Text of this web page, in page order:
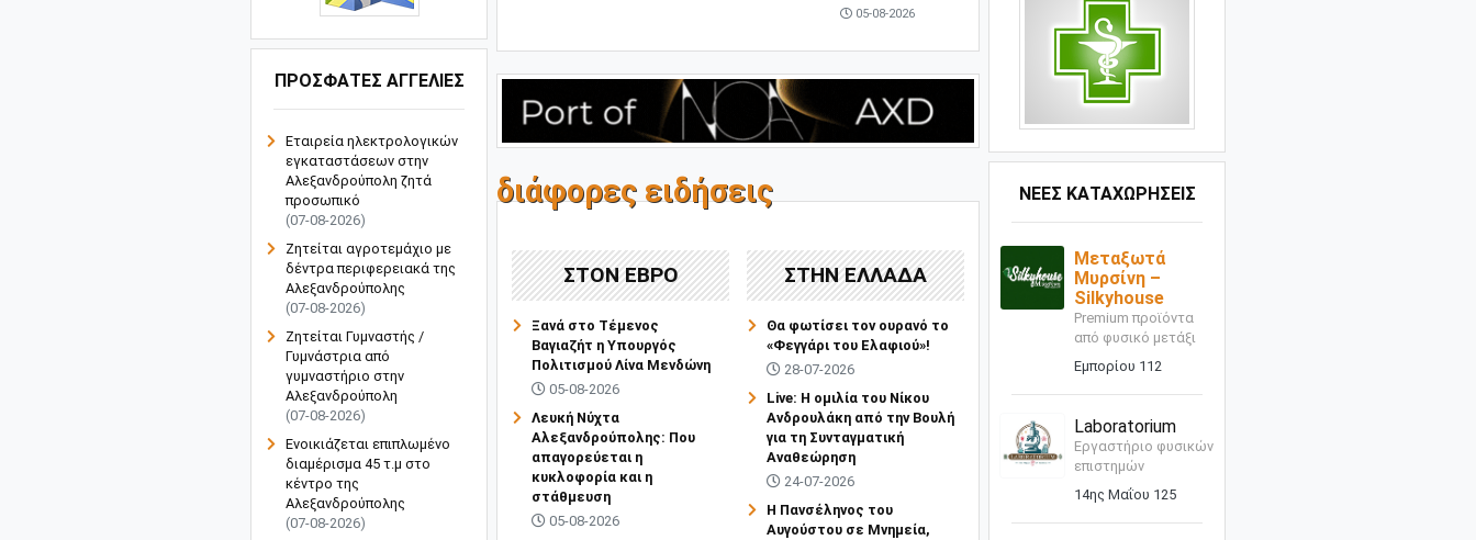
ΠΡΟΣΦΑΤΕΣ ΑΓΓΕΛΙΕΣ
Εταιρεία ηλεκτρολογικών
εγκαταστάσεων στην
Αλεξανδρούπολη ζητά
προσωπικό
(07-08-2026)
Ζητείται αγροτεμάχιο με
δέντρα περιφερειακά της
Αλεξανδρούπολης
(07-08-2026)
Ζητείται Γυμναστής /
Γυμνάστρια από
γυμναστήριο στην
Αλεξανδρούπολη
(07-08-2026)
Ενοικιάζεται επιπλωμένο
διαμέρισμα 45 τ.μ στο
κέντρο της
Αλεξανδρούπολης
(07-08-2026)
05-08-2026
διάφορες ειδήσεις
ΣΤΟΝ ΕΒΡΟ
Ξανά στο Τέμενος
Βαγιαζήτ η Υπουργός
Πολιτισμού Λίνα Μενδώνη
05-08-2026
Λευκή Νύχτα
Αλεξανδρούπολης: Που
απαγορεύεται η
κυκλοφορία και η
στάθμευση
05-08-2026
ΣΤΗΝ ΕΛΛΑΔΑ
Θα φωτίσει τον ουρανό το
«Φεγγάρι του Ελαφιού»!
28-07-2026
Live: Η ομιλία του Νίκου
Ανδρουλάκη από την Βουλή
για τη Συνταγματική
Αναθεώρηση
24-07-2026
Η Πανσέληνος του
Αυγούστου σε Μνημεία,
ΝΕΕΣ ΚΑΤΑΧΩΡΗΣΕΙΣ
Μεταξωτά
Μυρσίνη –
Silkyhouse
Premium προϊόντα
από φυσικό μετάξι
Εμπορίου 112
Laboratorium
Εργαστήριο φυσικών
επιστημών
14ης Μαΐου 125